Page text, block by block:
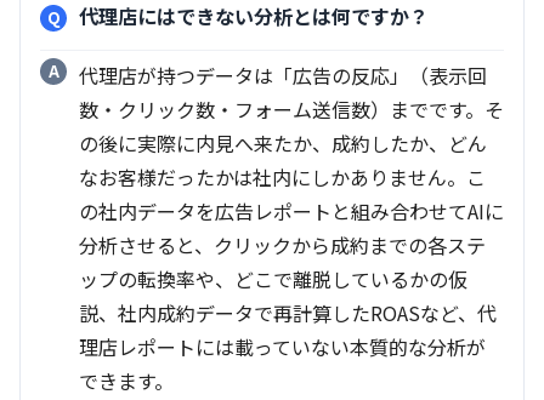
代理店にはできない分析とは何ですか？
代理店が持つデータは「広告の反応」（表示回
数・クリック数・フォーム送信数）までです。そ
の後に実際に内見へ来たか、成約したか、どん
なお客様だったかは社内にしかありません。こ
の社内データを広告レポートと組み合わせてAIに
分析させると、クリックから成約までの各ステ
ップの転換率や、どこで離脱しているかの仮
説、社内成約データで再計算したROASなど、代
理店レポートには載っていない本質的な分析が
できます。